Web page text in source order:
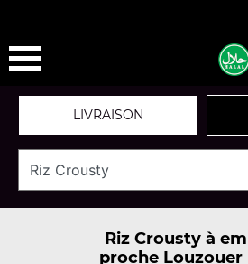
LIVRAISON
Riz Crousty à
proche Louzouer